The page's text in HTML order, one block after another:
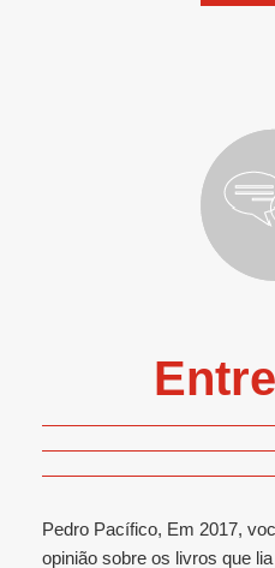
Pedro Pacífico, Em 2017,
opinião sobre os livros que